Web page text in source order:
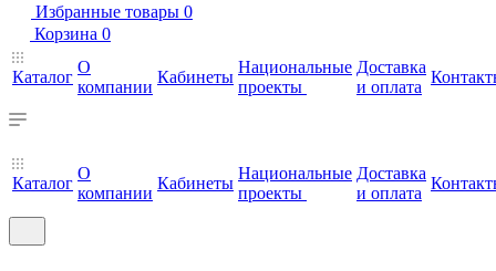
Избранные товары 0
Корзина 0
Каталог
О
компании
Кабинеты
Национальные
проекты
Доставка
и оплата
Каталог
О
компании
Кабинеты
Национальные
проекты
Доставка
и оплата